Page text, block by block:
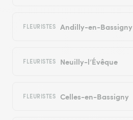
FLEURISTES Andilly-en-Bassigny
FLEURISTES Neuilly-l’Évêque
FLEURISTES Celles-en-Bassigny